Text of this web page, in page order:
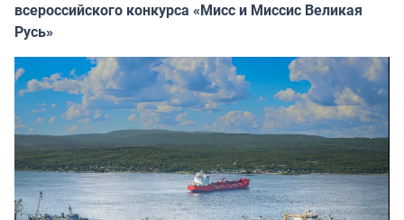
всероссийского конкурса «Мисс и Миссис Великая
Русь»